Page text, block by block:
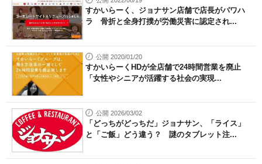
すかいらーく、ジョナサン店舗で店長がパワハ
ラ 骨折と全身打撲が労働災害に認定され...
公開 2020/01/20
すかいらーくHDが全店舗で24時間営業を廃止
「女性やシニアが活躍する社会の実現...
公開 2026/03/02
「どっちがどっちだ」ジョナサン、「ライス」
と「ご飯」どう違う？ 謎のタブレット注...